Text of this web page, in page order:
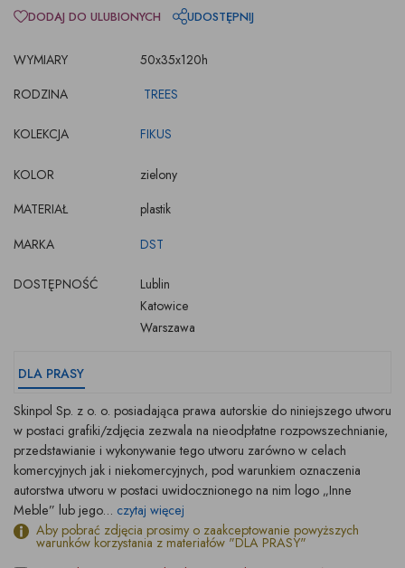
WYMIARY
50x35x120h
RODZINA
TREES
KOLEKCJA FIKUS
KOLOR
zielony
MATERIAŁ
plastik
MARKA
DST
DOSTĘPNOŚĆ
Lublin
Katowice
Warszawa
DODAJ DO ULUBIONYCH UDOSTĘPNIJ
DLA PRASY
Skinpol Sp. z o. o. posiadająca prawa autorskie do niniejszego utworu
w postaci grafiki/zdjęcia zezwala na nieodpłatne rozpowszechnianie,
przedstawianie i wykonywanie tego utworu zarówno w celach
komercyjnych jak i niekomercyjnych, pod warunkiem oznaczenia
autorstwa utworu w postaci uwidocznionego na nim logo „Inne
Meble” lub jego... czytaj więcej
Aby pobrać zdjęcia prosimy o zaakceptowanie powyższych
warunków korzystania z materiałów "DLA PRASY"